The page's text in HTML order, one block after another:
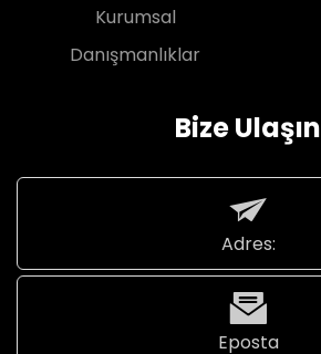
Kurumsal
Danışmanlıklar
Bize Ulaşın
Adres:
Eposta